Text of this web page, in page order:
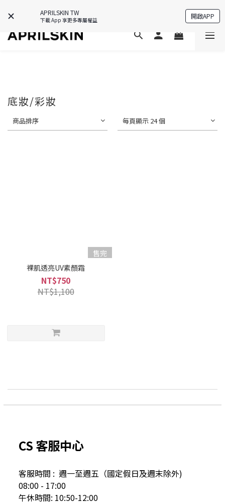
APRILSKIN TW
下載 App 享更多專屬權益 開啟APP
APP限定禮🎁下載即送韓國保養好物💗
底妝/彩妝
商品排序 每頁顯示 24 個
售完
裸肌透亮UV素顏霜
NT$750
NT$1,100
CS 客服中心
客服時間 : 週一至週五（國定假日及週末除外)
08:00 - 17:00
午休時間: 10:50-12:00